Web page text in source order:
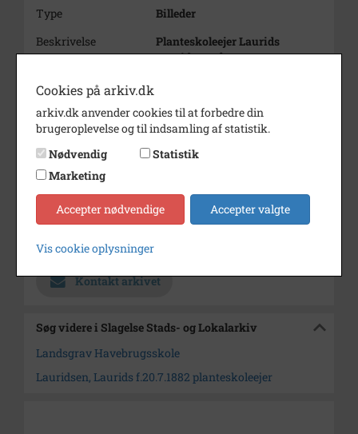
Type
Billeder
Beskrivelse
Planteskoleejer Laurids
Lauridsen på
Bemærkning
Nielsen,
Lillevangsgården, i 1937
Årstal
1937
Fotograf
Ukendt
Arkiv
Kontakt arkivet
Søg videre i Slagelse Stads- og Lokalarkiv
Landsgrav Havebrugsskole
Lauridsen, Laurids f.20.7.1882 planteskoleejer
Cookies på arkiv.dk
arkiv.dk anvender cookies til at forbedre din
brugeroplevelse og til indsamling af statistik.
Nødvendig
Statistik
Marketing
Accepter nødvendige Accepter valgte
Vis cookie oplysninger